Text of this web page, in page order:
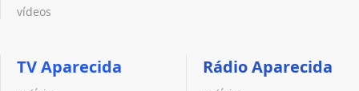
vídeos
TV Aparecida Rádio Aparecida